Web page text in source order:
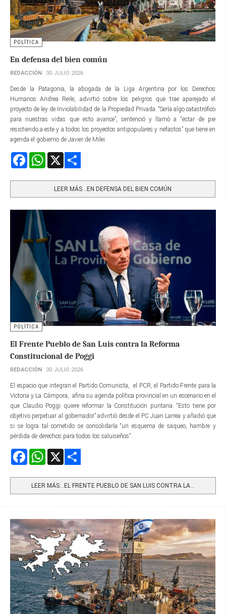
POLÍTICA
En defensa del bien común
REDACCIÓN 30 JULIO 2026
Desde la Patagonia, la abogada de la Liga Argentina por los Derechos
Humanos Andrea Reile, advirtió sobre los peligros que trae aparejado el
proyecto de ley de Inviolabilidad de la Propiedad Privada. “Sería algo catastrófico
para nuestras vidas que esto avance”, sentenció y llamó a “estar de pie
resistiendo a este y a todos los proyectos antipopulares y nefastos” que tiene en
agenda el gobierno de Javier de Milei.
FacebookWhatsApp
LEER MÁS…EN DEFENSA DEL BIEN COMÚN
POLÍTICA
El Frente Pueblo de San Luis contra la Reforma
Constitucional de Poggi
REDACCIÓN 30 JULIO 2026
El espacio que integran el Partido Comunista, el PCR, el Partido Frente para la
Victoria y La Cámpora, afina su agenda política provincial en un escenario en el
que Claudio Poggi quiere reformar la Constitución puntana. “Esto tiene por
objetivo perpetuar al gobernador” advirtió desde el PC Juan Larrea y añadió que
si se logra tal cometido se consolidaría “un esquema de saqueo, hambre y
pérdida de derechos para todos los saluiseños”.
FacebookWhatsApp
LEER MÁS…EL FRENTE PUEBLO DE SAN LUIS CONTRA LA...